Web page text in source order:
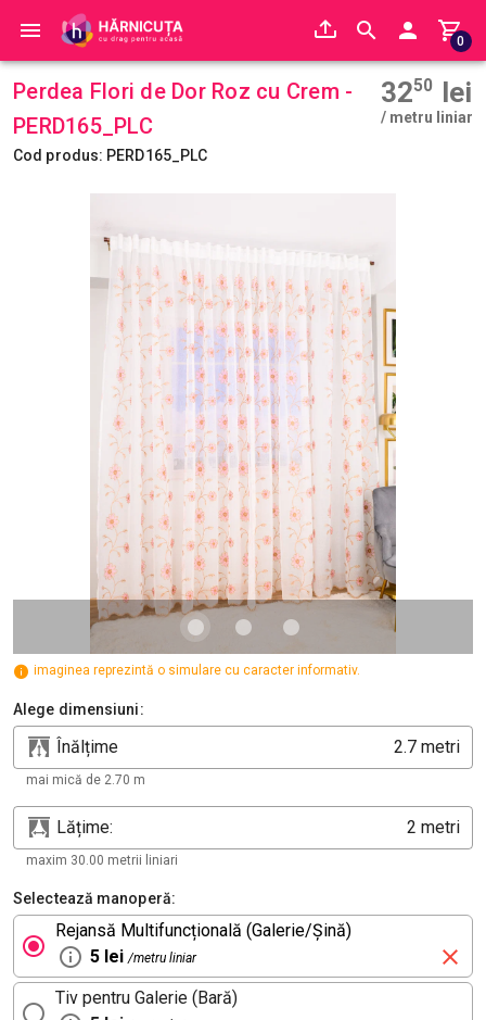
0
Perdea Flori de Dor Roz cu Crem -
PERD165_PLC
Cod produs: PERD165_PLC
3250 lei
/ metru liniar
imaginea reprezintă o simulare cu caracter informativ.
Alege dimensiuni:
Înălțime metri
mai mică de 2.70 m
Lățime: metri
maxim 30.00 metrii liniari
Selectează manoperă:
Rejansă Multifuncțională (Galerie/Șină)
5 lei /metru liniar
Tiv pentru Galerie (Bară)